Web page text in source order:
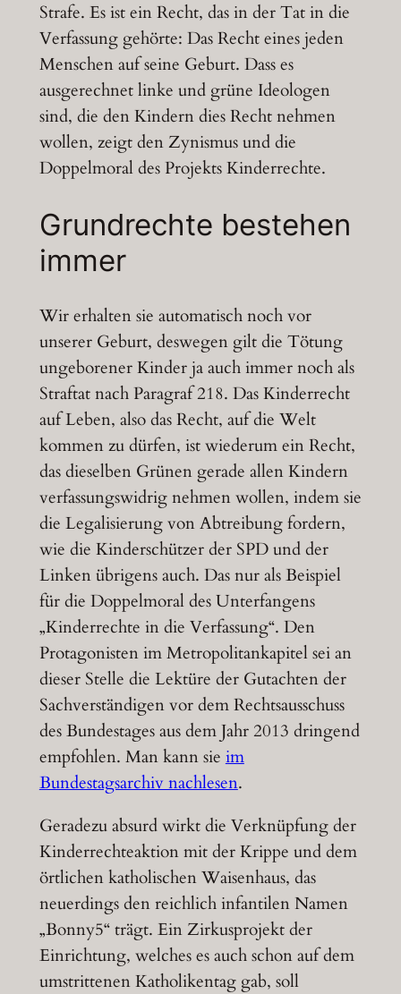
Strafe. Es ist ein Recht, das in der Tat in die
Verfassung gehörte: Das Recht eines jeden
Menschen auf seine Geburt. Dass es
ausgerechnet linke und grüne Ideologen
sind, die den Kindern dies Recht nehmen
wollen, zeigt den Zynismus und die
Doppelmoral des Projekts Kinderrechte.
Grundrechte bestehen
immer
Wir erhalten sie automatisch noch vor
unserer Geburt, deswegen gilt die Tötung
ungeborener Kinder ja auch immer noch als
Straftat nach Paragraf 218. Das Kinderrecht
auf Leben, also das Recht, auf die Welt
kommen zu dürfen, ist wiederum ein Recht,
das dieselben Grünen gerade allen Kindern
verfassungswidrig nehmen wollen, indem sie
die Legalisierung von Abtreibung fordern,
wie die Kinderschützer der SPD und der
Linken übrigens auch. Das nur als Beispiel
für die Doppelmoral des Unterfangens
„Kinderrechte in die Verfassung“. Den
Protagonisten im Metropolitankapitel sei an
dieser Stelle die Lektüre der Gutachten der
Sachverständigen vor dem Rechtsausschuss
des Bundestages aus dem Jahr 2013 dringend
empfohlen. Man kann sie im
Bundestagsarchiv nachlesen.
Geradezu absurd wirkt die Verknüpfung der
Kinderrechteaktion mit der Krippe und dem
örtlichen katholischen Waisenhaus, das
neuerdings den reichlich infantilen Namen
„Bonny5“ trägt. Ein Zirkusprojekt der
Einrichtung, welches es auch schon auf dem
umstrittenen Katholikentag gab, soll